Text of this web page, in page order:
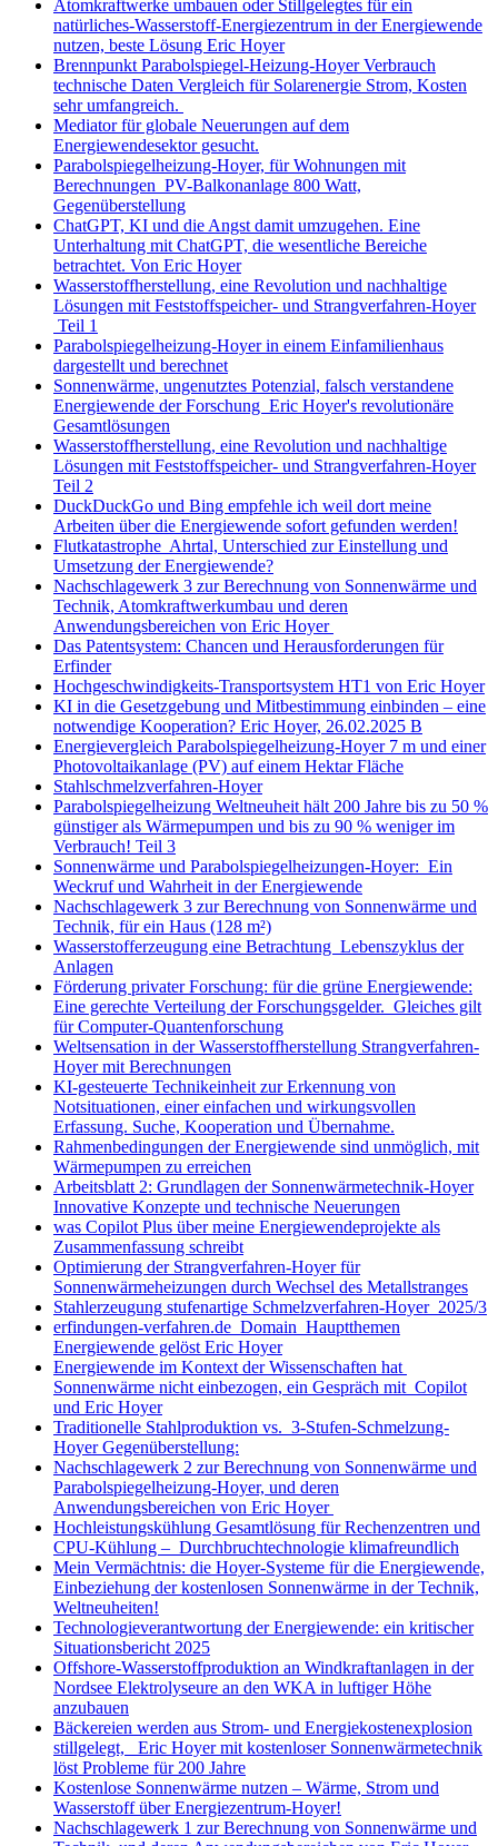
Atomkraftwerke umbauen oder Stillgelegtes für ein
natürliches-Wasserstoff-Energiezentrum in der Energiewende
nutzen, beste Lösung Eric Hoyer
Brennpunkt Parabolspiegel-Heizung-Hoyer Verbrauch
technische Daten Vergleich für Solarenergie Strom, Kosten
sehr umfangreich.
Mediator für globale Neuerungen auf dem
Energiewendesektor gesucht.
Parabolspiegelheizung-Hoyer, für Wohnungen mit
Berechnungen PV-Balkonanlage 800 Watt,
Gegenüberstellung
ChatGPT, KI und die Angst damit umzugehen. Eine
Unterhaltung mit ChatGPT, die wesentliche Bereiche
betrachtet. Von Eric Hoyer
Wasserstoffherstellung, eine Revolution und nachhaltige
Lösungen mit Feststoffspeicher- und Strangverfahren-Hoyer
Teil 1
Parabolspiegelheizung-Hoyer in einem Einfamilienhaus
dargestellt und berechnet
Sonnenwärme, ungenutztes Potenzial, falsch verstandene
Energiewende der Forschung Eric Hoyer's revolutionäre
Gesamtlösungen
Wasserstoffherstellung, eine Revolution und nachhaltige
Lösungen mit Feststoffspeicher- und Strangverfahren-Hoyer
Teil 2
DuckDuckGo und Bing empfehle ich weil dort meine
Arbeiten über die Energiewende sofort gefunden werden!
Flutkatastrophe Ahrtal, Unterschied zur Einstellung und
Umsetzung der Energiewende?
Nachschlagewerk 3 zur Berechnung von Sonnenwärme und
Technik, Atomkraftwerkumbau und deren
Anwendungsbereichen von Eric Hoyer
Das Patentsystem: Chancen und Herausforderungen für
Erfinder
Hochgeschwindigkeits-Transportsystem HT1 von Eric Hoyer
KI in die Gesetzgebung und Mitbestimmung einbinden – eine
notwendige Kooperation? Eric Hoyer, 26.02.2025 B
Energievergleich Parabolspiegelheizung-Hoyer 7 m und einer
Photovoltaikanlage (PV) auf einem Hektar Fläche
Stahlschmelzverfahren-Hoyer
Parabolspiegelheizung Weltneuheit hält 200 Jahre bis zu 50 %
günstiger als Wärmepumpen und bis zu 90 % weniger im
Verbrauch! Teil 3
Sonnenwärme und Parabolspiegelheizungen-Hoyer: Ein
Weckruf und Wahrheit in der Energiewende
Nachschlagewerk 3 zur Berechnung von Sonnenwärme und
Technik, für ein Haus (128 m²)
Wasserstofferzeugung eine Betrachtung Lebenszyklus der
Anlagen
Förderung privater Forschung: für die grüne Energiewende:
Eine gerechte Verteilung der Forschungsgelder. Gleiches gilt
für Computer-Quantenforschung
Weltsensation in der Wasserstoffherstellung Strangverfahren-
Hoyer mit Berechnungen
KI-gesteuerte Technikeinheit zur Erkennung von
Notsituationen, einer einfachen und wirkungsvollen
Erfassung. Suche, Kooperation und Übernahme.
Rahmenbedingungen der Energiewende sind unmöglich, mit
Wärmepumpen zu erreichen
Arbeitsblatt 2: Grundlagen der Sonnenwärmetechnik-Hoyer
Innovative Konzepte und technische Neuerungen
was Copilot Plus über meine Energiewendeprojekte als
Zusammenfassung schreibt
Optimierung der Strangverfahren-Hoyer für
Sonnenwärmeheizungen durch Wechsel des Metallstranges
Stahlerzeugung stufenartige Schmelzverfahren-Hoyer 2025/3
erfindungen-verfahren.de Domain Hauptthemen
Energiewende gelöst Eric Hoyer
Energiewende im Kontext der Wissenschaften hat
Sonnenwärme nicht einbezogen, ein Gespräch mit Copilot
und Eric Hoyer
Traditionelle Stahlproduktion vs. 3-Stufen-Schmelzung-
Hoyer Gegenüberstellung:
Nachschlagewerk 2 zur Berechnung von Sonnenwärme und
Parabolspiegelheizung-Hoyer, und deren
Anwendungsbereichen von Eric Hoyer
Hochleistungskühlung Gesamtlösung für Rechenzentren und
CPU-Kühlung – Durchbruchtechnologie klimafreundlich
Mein Vermächtnis: die Hoyer-Systeme für die Energiewende,
Einbeziehung der kostenlosen Sonnenwärme in der Technik,
Weltneuheiten!
Technologieverantwortung der Energiewende: ein kritischer
Situationsbericht 2025
Offshore-Wasserstoffproduktion an Windkraftanlagen in der
Nordsee Elektrolyseure an den WKA in luftiger Höhe
anzubauen
Bäckereien werden aus Strom- und Energiekostenexplosion
stillgelegt, Eric Hoyer mit kostenloser Sonnenwärmetechnik
löst Probleme für 200 Jahre
Kostenlose Sonnenwärme nutzen – Wärme, Strom und
Wasserstoff über Energiezentrum-Hoyer!
Nachschlagewerk 1 zur Berechnung von Sonnenwärme und